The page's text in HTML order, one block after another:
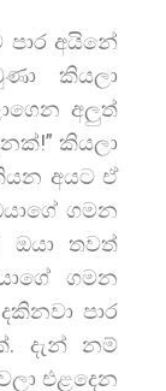
අයිනේ
කියලා
අලුත්
කියලා
අයට ඒ
ගමන
තවත්
ගමන
පාර
දැන් නම්
එළදෙන